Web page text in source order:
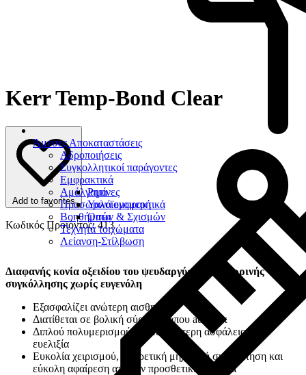
Άμεσες Αποκαταστάσεις
Αδροποιήσεις
Συγκολλητικοί παράγοντες
Εμφρακτικά
Ρητίνες
Υαλοϊονομερή
Οπών & Σχισμών
Αμάλγαμα
Προσωρινά εμφρακτικά
Βοηθήματα
Τεχνητά τοιχώματα
Λείανση-Στίλβωση
Kerr Temp-Bond Clear
Add to favorites
Κωδικός Προϊόντος: 413
Διαφανής κονία οξειδίου του ψευδαργύρου προσωρινής
συγκόλλησης χωρίς ευγενόλη
Eξασφαλίζει ανώτερη αισθητική
Διατίθεται σε βολική σύριγγα τύπου automix
Διπλού πολυμερισμού για μεγαλύτερη ασφάλεια και
ευελιξία
Ευκολία χειρισμού, εξαιρετική μηχανική συγκράτηση και
εύκολη αφαίρεση από την προσθετική εργασία